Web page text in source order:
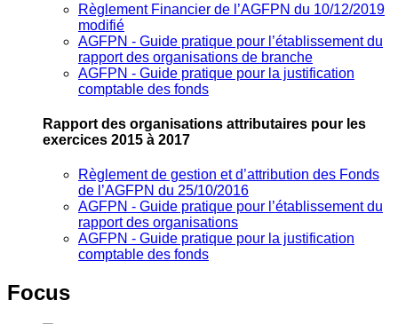
Règlement Financier de l’AGFPN du 10/12/2019
modifié
AGFPN ‐ Guide pratique pour l’établissement du
rapport des organisations de branche
AGFPN ‐ Guide pratique pour la justification
comptable des fonds
Rapport des organisations attributaires pour les
exercices 2015 à 2017
Règlement de gestion et d’attribution des Fonds
de l’AGFPN du 25/10/2016
AGFPN ‐ Guide pratique pour l’établissement du
rapport des organisations
AGFPN ‐ Guide pratique pour la justification
comptable des fonds
Focus